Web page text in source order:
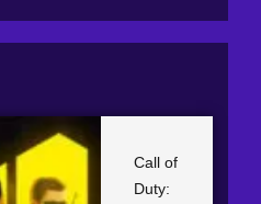
Call of
Duty: